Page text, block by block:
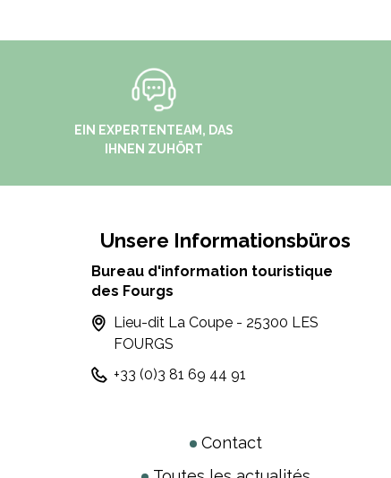
EIN EXPERTENTEAM, DAS
IHNEN ZUHÖRT
Unsere Informationsbüros
Bureau d'information touristique
des Fourgs
Lieu-dit La Coupe - 25300 LES
FOURGS
+33 (0)3 81 69 44 91
Contact